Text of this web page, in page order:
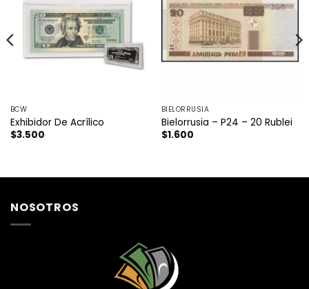
BCW
Exhibidor De Acrílico
$3.500
BIELORRUSIA
Bielorrusia – P24 – 20 Rublei
$1.600
NOSOTROS